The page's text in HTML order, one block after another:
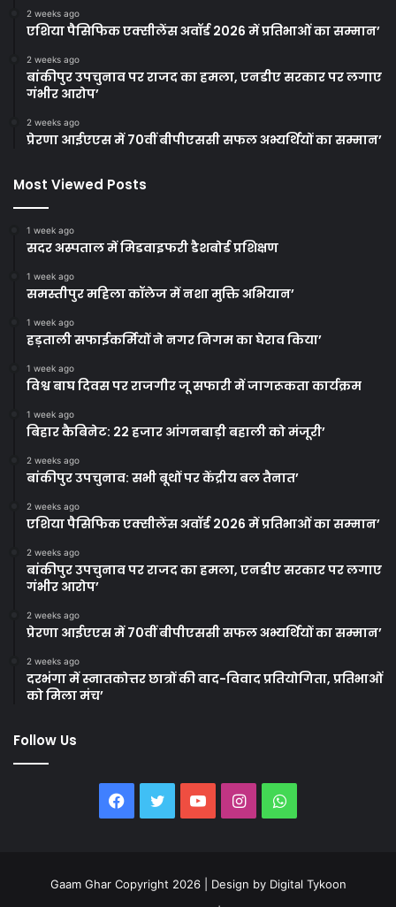
2 weeks ago
एशिया पैसिफिक एक्सीलेंस अवॉर्ड 2026 में प्रतिभाओं का सम्मान’
2 weeks ago
बांकीपुर उपचुनाव पर राजद का हमला, एनडीए सरकार पर लगाए
गंभीर आरोप’
2 weeks ago
प्रेरणा आईएएस में 70वीं बीपीएससी सफल अभ्यर्थियों का सम्मान’
Most Viewed Posts
1 week ago
सदर अस्पताल में मिडवाइफरी डैशबोर्ड प्रशिक्षण
1 week ago
समस्तीपुर महिला कॉलेज में नशा मुक्ति अभियान’
1 week ago
हड़ताली सफाईकर्मियों ने नगर निगम का घेराव किया’
1 week ago
विश्व बाघ दिवस पर राजगीर जू सफारी में जागरूकता कार्यक्रम
1 week ago
बिहार कैबिनेट: 22 हजार आंगनबाड़ी बहाली को मंजूरी’
2 weeks ago
बांकीपुर उपचुनाव: सभी बूथों पर केंद्रीय बल तैनात’
2 weeks ago
एशिया पैसिफिक एक्सीलेंस अवॉर्ड 2026 में प्रतिभाओं का सम्मान’
2 weeks ago
बांकीपुर उपचुनाव पर राजद का हमला, एनडीए सरकार पर लगाए
गंभीर आरोप’
2 weeks ago
प्रेरणा आईएएस में 70वीं बीपीएससी सफल अभ्यर्थियों का सम्मान’
2 weeks ago
दरभंगा में स्नातकोत्तर छात्रों की वाद-विवाद प्रतियोगिता, प्रतिभाओं
को मिला मंच’
Follow Us
Facebook
TwitterYouTubeInstagramWhatsApp
Gaam Ghar Copyright 2026 | Design by Digital Tykoon